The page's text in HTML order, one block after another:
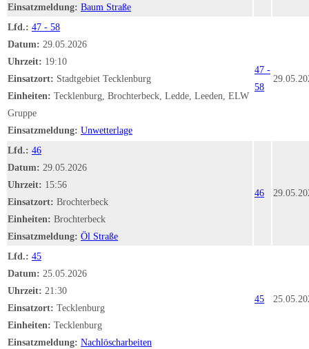
Einsatzmeldung: Baum Straße
Lfd.: 47 - 58
Datum: 29.05.2026
Uhrzeit: 19:10
Einsatzort: Stadtgebiet Tecklenburg
Einheiten: Tecklenburg, Brochterbeck, Ledde, Leeden, ELW
Gruppe
Einsatzmeldung: Unwetterlage
47 -
58
Lfd.: 46
Datum: 29.05.2026
Uhrzeit: 15:56
Einsatzort: Brochterbeck
Einheiten: Brochterbeck
Einsatzmeldung: Öl Straße
46
Lfd.: 45
Datum: 25.05.2026
Uhrzeit: 21:30
Einsatzort: Tecklenburg
Einheiten: Tecklenburg
Einsatzmeldung: Nachlöscharbeiten
45